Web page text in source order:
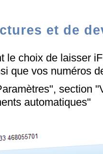
et de
le choix de laisser
que vos numéros
section
automatiques"